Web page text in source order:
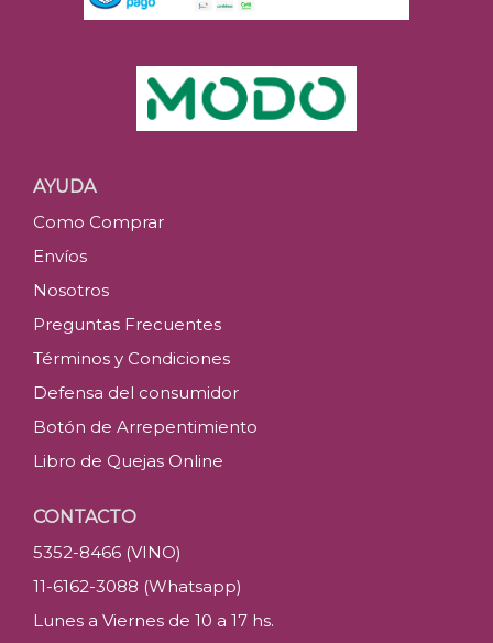
AYUDA
Como Comprar
Envíos
Nosotros
Preguntas Frecuentes
Términos y Condiciones
Defensa del consumidor
Botón de Arrepentimiento
Libro de Quejas Online
CONTACTO
5352-8466 (VINO)
11-6162-3088 (Whatsapp)
Lunes a Viernes de 10 a 17 hs.